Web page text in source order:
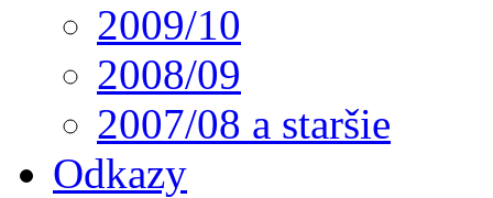
2009/10
2008/09
2007/08 a staršie
Odkazy